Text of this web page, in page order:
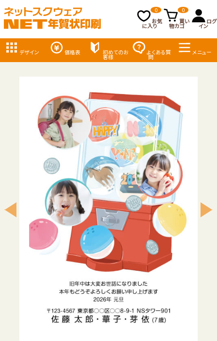
お気
に入り
0
買い
物カゴ
0
ログ
イン
デザイン 価格表 初めてのお
客様
よくある質
問
メニュー